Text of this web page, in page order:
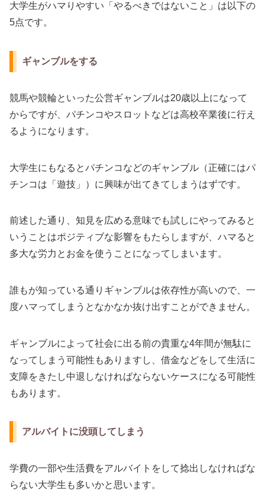
大学生がハマりやすい「やるべきではないこと」は以下の
5点です。
ギャンブルをする
競馬や競輪といった公営ギャンブルは20歳以上になって
からですが、パチンコやスロットなどは高校卒業後に行え
るようになります。
大学生にもなるとパチンコなどのギャンブル（正確にはパ
チンコは「遊技」）に興味が出てきてしまうはずです。
前述した通り、知見を広める意味でも試しにやってみると
いうことはポジティブな影響をもたらしますが、ハマると
多大な労力とお金を使うことになってしまいます。
誰もが知っている通りギャンブルは依存性が高いので、一
度ハマってしまうとなかなか抜け出すことができません。
ギャンブルによって社会に出る前の貴重な4年間が無駄に
なってしまう可能性もありますし、借金などをして生活に
支障をきたし中退しなければならないケースになる可能性
もあります。
アルバイトに没頭してしまう
学費の一部や生活費をアルバイトをして捻出しなければな
らない大学生も多いかと思います。